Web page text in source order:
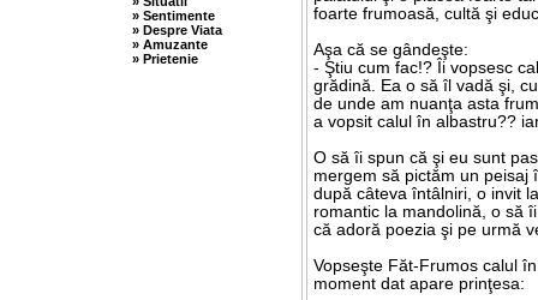
» Sentimente
» Despre Viata
» Amuzante
» Prietenie
foarte frumoasă, cultă şi
Aşa că se gândeşte:
- Ştiu cum fac!? Îi vopsesc
grădină. Ea o să îl vadă şi,
de unde am nuanţa asta
a vopsit calul în albastru??
O să îi spun că şi eu sunt
mergem să pictăm un peisaj
după câteva întâlniri, o invit
romantic la mandolină, o să
că adoră poezia şi pe urmă
Vopseşte Făt-Frumos calul
moment dat apare prinţesa: